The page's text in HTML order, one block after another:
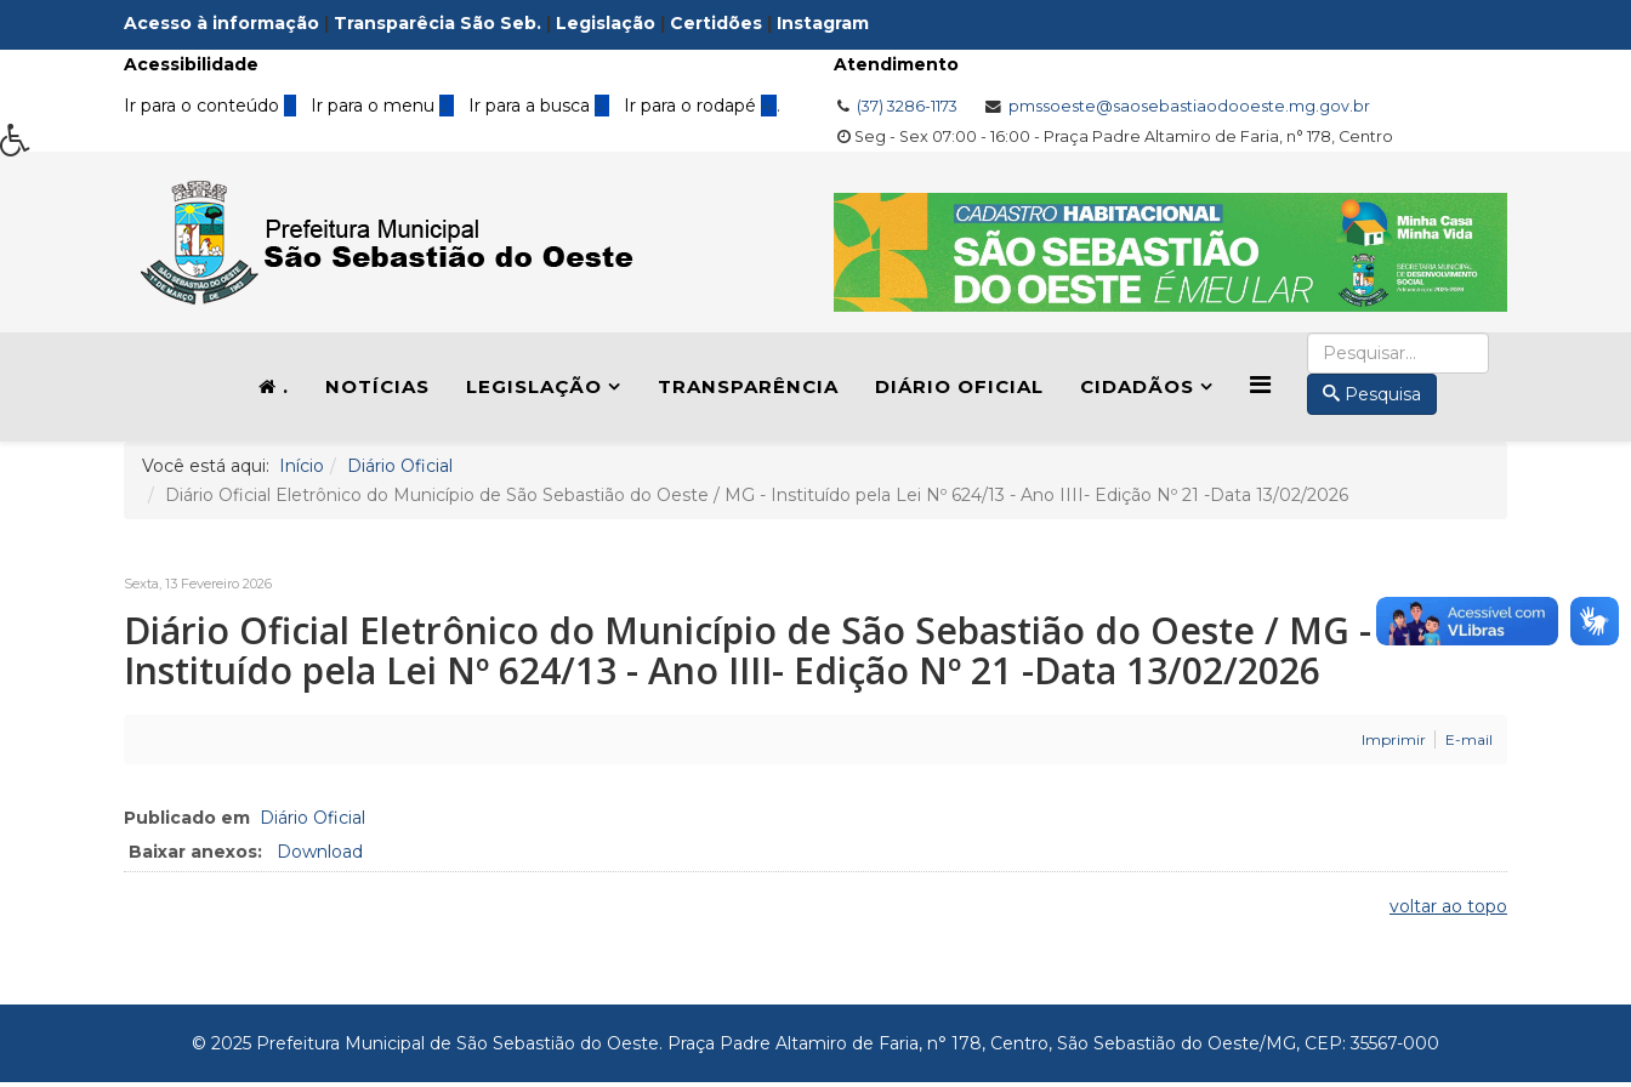
Acesso à informação | Transparêcia São Seb. | Legislação | Certidões | Instagram
Acessibilidade
Ir para o conteúdo 1 Ir para o menu 2 Ir para a busca3 Ir para o rodapé 4 .
Atendimento
(37) 3286-1173
pmssoeste@saosebastiaodooeste.mg.gov.br
Seg - Sex 07:00 - 16:00 - Praça Padre Altamiro de Faria, n° 178, Centro
. NOTÍCIAS LEGISLAÇÃO TRANSPARÊNCIA DIÁRIO OFICIAL CIDADÃOS Pesquisa
Você está aqui: Início
Diário Oficial
Diário Oficial Eletrônico do Município de São Sebastião do Oeste / MG - Instituído pela Lei Nº 624/13 - Ano IIII- Edição Nº 21 -Data 13/02/2026
Sexta, 13 Fevereiro 2026
Diário Oficial Eletrônico do Município de São Sebastião do Oeste / MG -
Instituído pela Lei Nº 624/13 - Ano IIII- Edição Nº 21 -Data 13/02/2026
Imprimir E-mail
Publicado em Diário Oficial
Baixar anexos:
Download
voltar ao topo
© 2025 Prefeitura Municipal de São Sebastião do Oeste. Praça Padre Altamiro de Faria, n° 178, Centro, São Sebastião do Oeste/MG, CEP: 35567-000